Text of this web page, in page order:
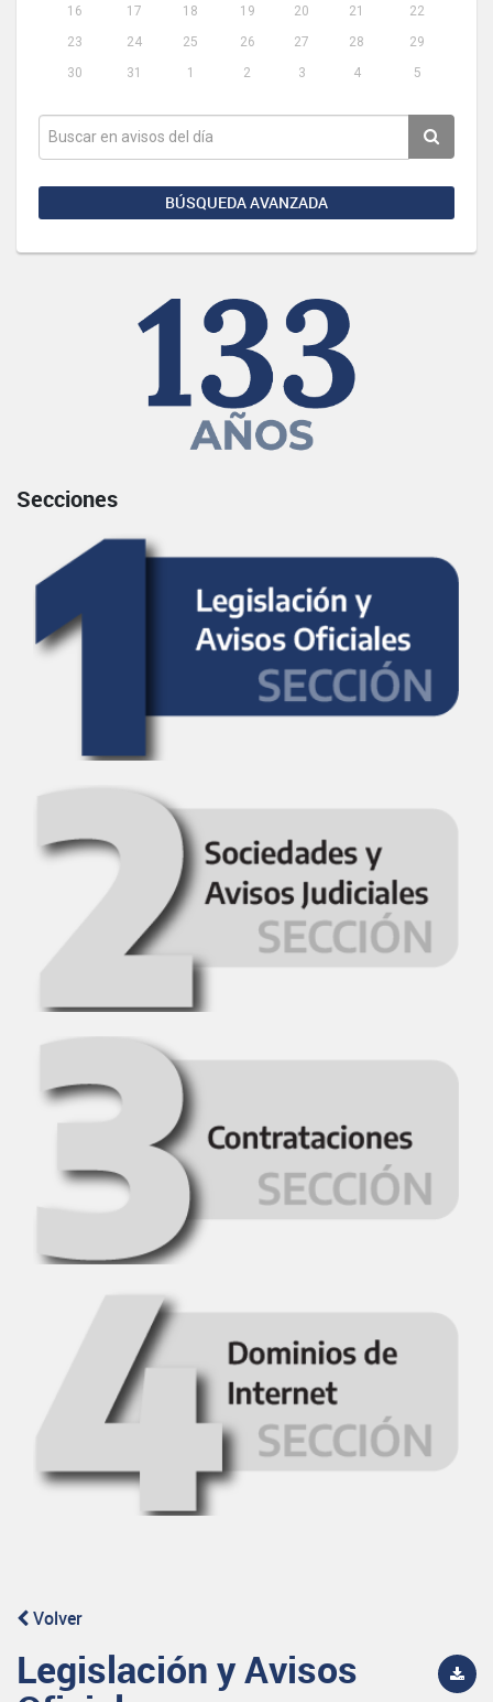
16
17 18 19 20 21
22
23
24 25 26 27 28
29
30
31 1 2 3 4 5
BÚSQUEDA AVANZADA
Secciones
Volver
Legislación y Avisos